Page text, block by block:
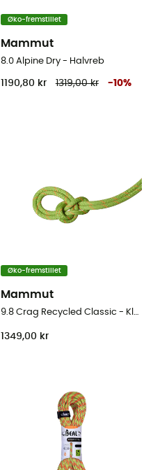
Øko-fremstillet
Mammut
8.0 Alpine Dry - Halvreb
1190,80 kr 1319,00 kr -10%
Øko-fremstillet
Mammut
1349,00 kr